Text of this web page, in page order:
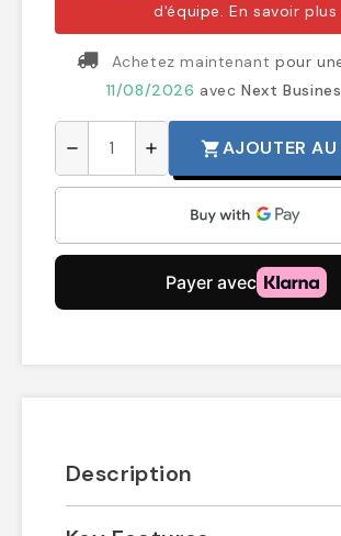
d'équipe.En savoir plus
Achetez maintenant pour
11/08/2026 avecNext
remove add shopping_cartAJOUTER AU
Description